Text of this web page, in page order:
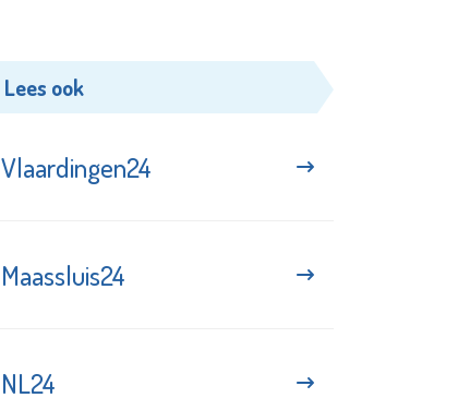
Lees ook
Vlaardingen24
Maassluis24
NL24